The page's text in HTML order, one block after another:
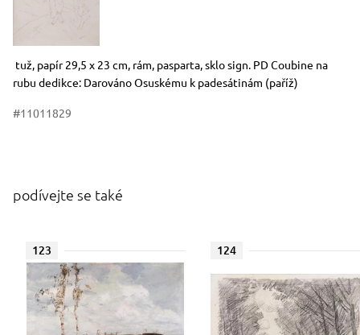
Rozměry
Stručný popis předmětu
tuž, papír 29,5 x 23 cm, rám, pasparta, sklo sign. PD Coubine na
rubu dedikce: Darováno Osuskému k padesátinám (paříž)
#11011829
podívejte se také
123 124